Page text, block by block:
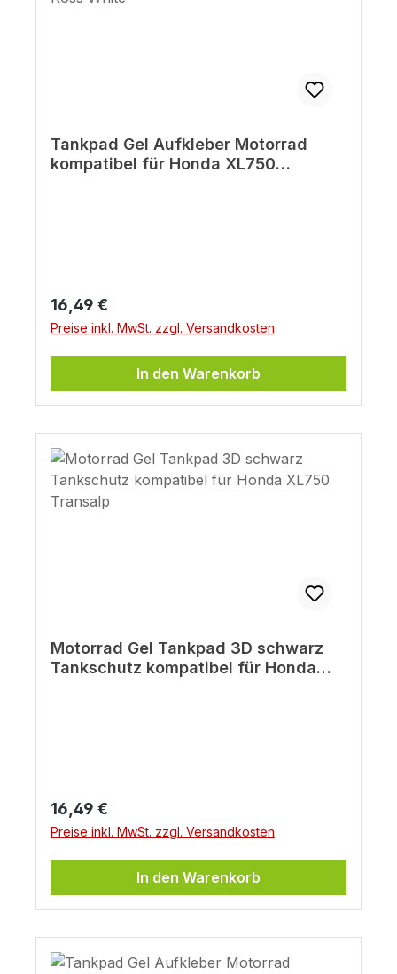
Tankpad Gel Aufkleber Motorrad
kompatibel für Honda XL750
Regulärer Preis:
16,49 €
Preise inkl. MwSt. zzgl. Versandkosten
In den Warenkorb
Motorrad Gel Tankpad 3D schwarz
Tankschutz kompatibel für Honda
Regulärer Preis:
16,49 €
Preise inkl. MwSt. zzgl. Versandkosten
In den Warenkorb